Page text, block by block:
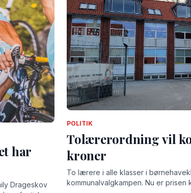
har
Drageskov
POLITIK
Tolærerordning vil
kroner
To lærere i alle klasser i
kommunalvalgkampen. Nu er